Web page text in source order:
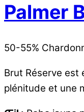
Palmer
50-55%
Brut Réserve est
plénitude et une